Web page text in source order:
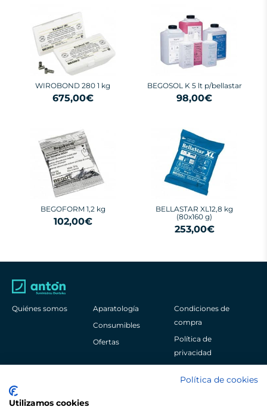
WIROBOND 280 1 kg
675,00€
BEGOSOL K 5 lt p/bellastar
98,00€
BEGOFORM 1,2 kg
102,00€
BELLASTAR XL12,8 kg
(80x160 g)
253,00€
Quiénes somos
Aparatología
Consumibles
Ofertas
Condiciones de
compra
Política de
privacidad
Política de cookies
Utilizamos cookies